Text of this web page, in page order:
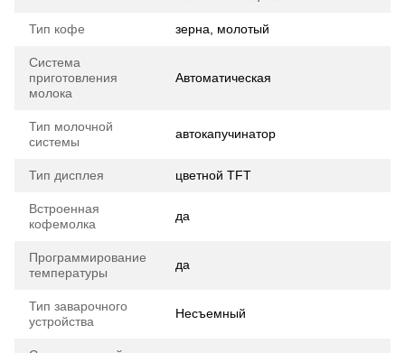
Тип кофе зерна, молотый
Система
приготовления
молока
Автоматическая
Тип молочной
системы
автокапучинатор
Тип дисплея цветной TFT
Встроенная
кофемолка
да
Программирование
температуры
да
Тип заварочного
устройства
Несъемный